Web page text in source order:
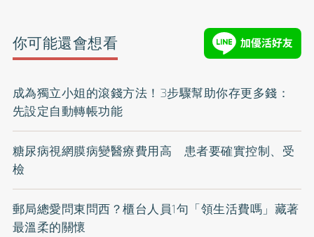
你可能還會想看
成為獨立小姐的滾錢方法！3步驟幫助你存更多錢：
先設定自動轉帳功能
糖尿病視網膜病變醫療費用高 患者要確實控制、受
檢
郵局總愛問東問西？櫃台人員1句「領生活費嗎」藏著
最溫柔的關懷